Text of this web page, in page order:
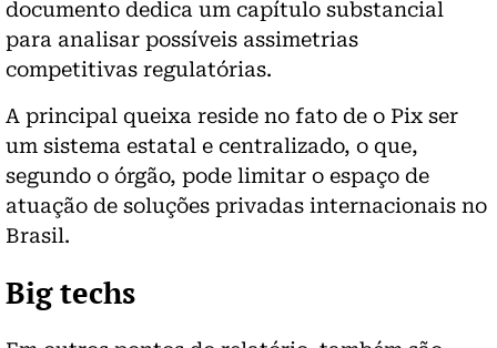
documento dedica um capítulo substancial
para analisar possíveis assimetrias
competitivas regulatórias.
A principal queixa reside no fato de o Pix ser
um sistema estatal e centralizado, o que,
segundo o órgão, pode limitar o espaço de
atuação de soluções privadas internacionais no
Brasil.
Big techs